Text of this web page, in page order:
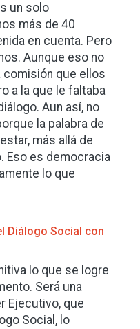
un solo
más de 40
en cuenta. Pero
Aunque eso no
comisión que ellos
a la que le faltaba
Aun así, no
la palabra de
más allá de
Eso es democracia
lo que
Diálogo Social con
lo que se logre
Será una
Ejecutivo, que
Social, lo